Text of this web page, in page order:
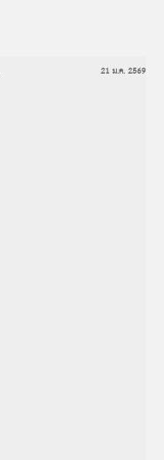
21 ม.ค. 2569